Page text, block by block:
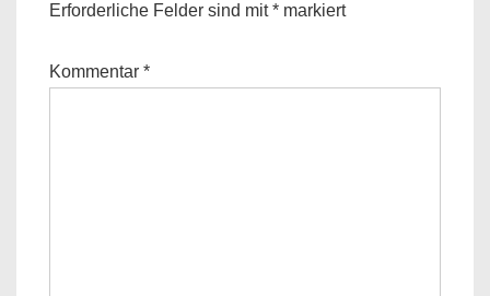
Erforderliche Felder sind mit* markiert
Kommentar *